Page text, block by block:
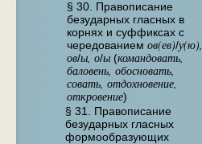
§ 30. Правописание
безударных гласных в
корнях и суффиксах с
чередованием ов(ев)/у(ю),
ов/ы, о/ы(командовать,
баловень, обосновать,
совать, отдохновение,
откровение)
§ 31. Правописание
безударных гласных
формообразующих